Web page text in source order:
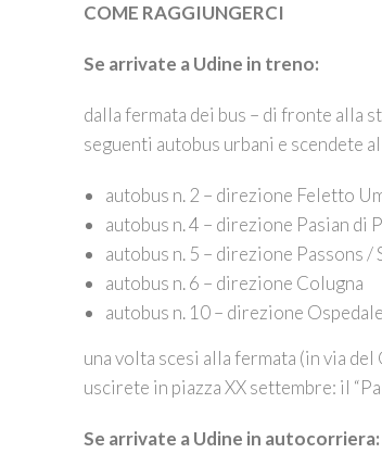
COME RAGGIUNGERCI
Se arrivate a Udine in treno:
dalla fermata dei bus – di fronte alla
seguenti autobus urbani e scendete
autobus n. 2 – direzione Feletto
autobus n. 4 – direzione Pasian di
autobus n. 5 – direzione Passons /
autobus n. 6 – direzione Colugna
autobus n. 10 – direzione
una volta scesi alla fermata (in via
uscirete in piazza XX settembre: il
Se arrivate a Udine in autocorriera: